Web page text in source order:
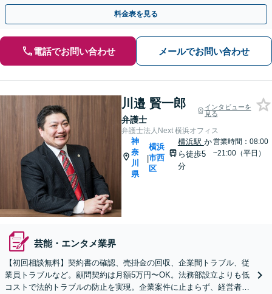
はお任せください
料金表を見る
電話でお問い合わせ メールでお問い合わせ
川邉 賢一郎
弁護士
インタビューを
見る
弁護士法人Next 横浜オフィス
神
奈
川
県
|
横浜
市西
区
横浜駅 か
ら徒歩5
分
営業時間：08:00
~21:00（平日）
芸能・エンタメ業界
【初回相談無料】契約書の確認、売掛金の回収、企業間トラブル、従
業員トラブルなど。顧問契約は月額5万円〜OK。法務部設立よりも低
コストで法的トラブルの防止を実現。企業案件に止まらず、経営者の